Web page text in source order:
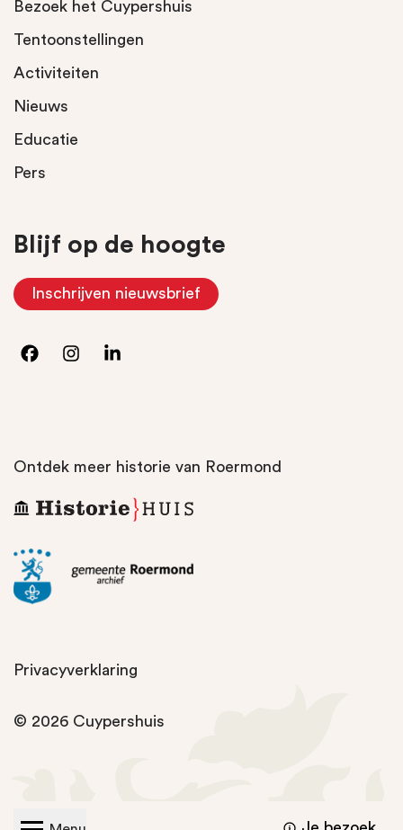
Bezoek het Cuypershuis
Tentoonstellingen
Activiteiten
Nieuws
Educatie
Pers
Blijf op de hoogte
Inschrijven nieuwsbrief
(Opent in nieuw tabblad)
Ontdek meer historie van Roermond
Privacyverklaring
© 2026 Cuypershuis